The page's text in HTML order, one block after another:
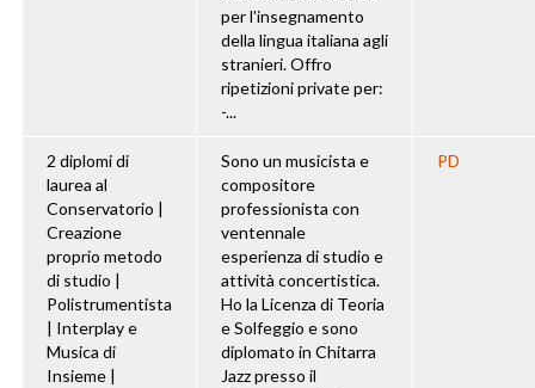
per l'insegnamento
della lingua italiana agli
stranieri. Offro
ripetizioni private per:
-...
2 diplomi di
laurea al
Conservatorio |
Creazione
proprio metodo
di studio |
Polistrumentista
| Interplay e
Musica di
Insieme |
Sono un musicista e
compositore
professionista con
ventennale
esperienza di studio e
attività concertistica.
Ho la Licenza di Teoria
e Solfeggio e sono
diplomato in Chitarra
Jazz presso il
PD